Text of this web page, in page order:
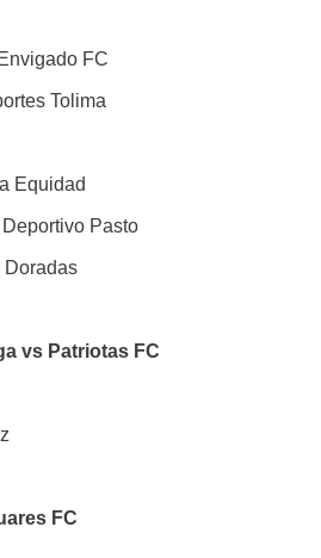
FC
Tolima
Equidad
Pasto
Doradas
vs Patriotas FC
FC